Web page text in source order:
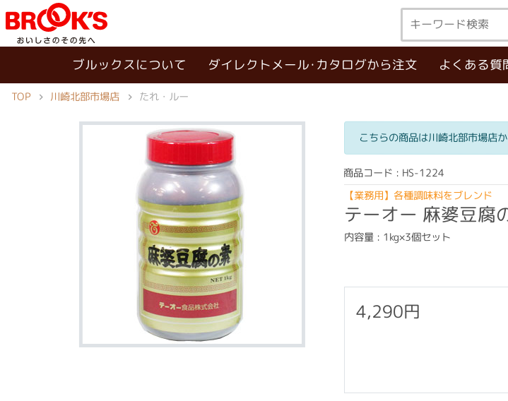
ブルックスについて ダイレクトメール･カタログから注文 よくある質
TOP 川崎北部市場店 たれ・ルー
こちらの商品は川崎北部市場店
商品コード : HS-1224
【業務用】各種調味料をブレンド
テーオー 麻婆豆腐
内容量 : 1kg×3個セット
4,290円